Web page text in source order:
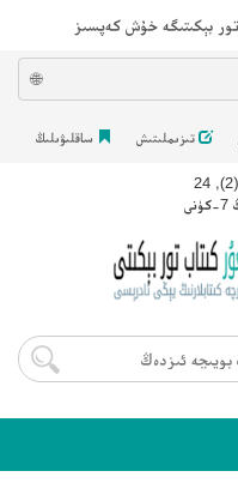
بېكىتىگە خۇش كەپسىز
🌐
تىزىملىتىش ساقلىۋىلىڭ